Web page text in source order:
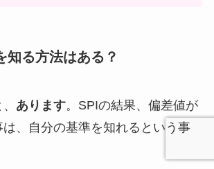
知る方法はある？
あります。SPIの結果、偏差値が
、自分の基準を知れるという事